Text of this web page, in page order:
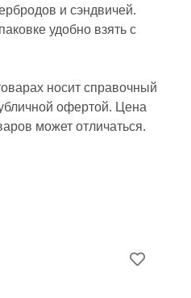
и сэндвичей.
удобно взять с
носит справочный
офертой. Цена
может отличаться.